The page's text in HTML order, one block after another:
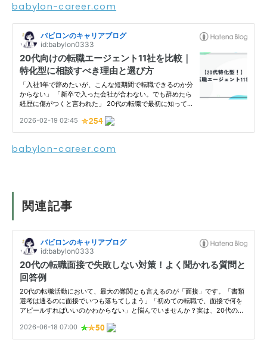
babylon-career.com
babylon-career.com
関連記事